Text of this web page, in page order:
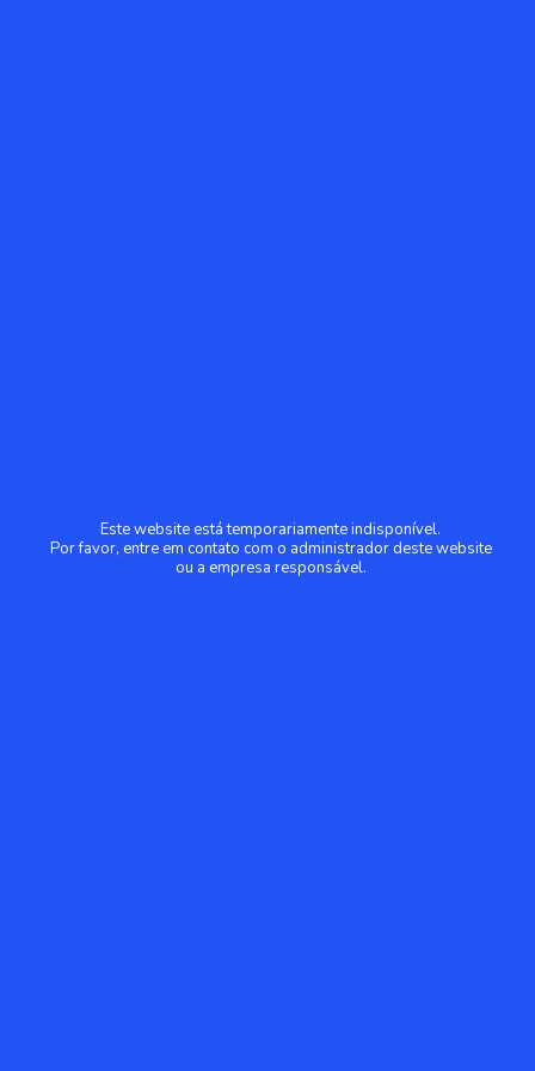
Este website está temporariamente indisponível.
Por favor, entre em contato com o administrador deste website
ou a empresa responsável.